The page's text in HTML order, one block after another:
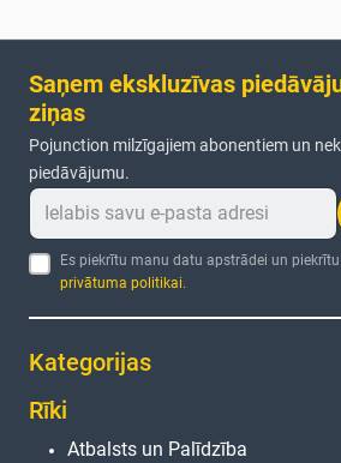
Saņem ekskluzīvas
ziņas
Pojunction milzīgajiem abonentiem un
piedāvājumu.
Es piekrītu manu datu apstrādei un
privātuma politikai.
Kategorijas
Rīki
Atbalsts un Palīdzība